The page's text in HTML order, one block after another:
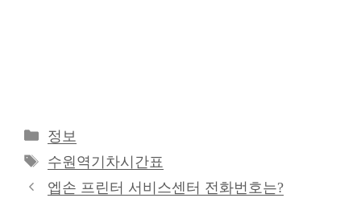
카
테
정보
태
그
수원역기차시간표
엡손 프린터 서비스센터 전화번호는?